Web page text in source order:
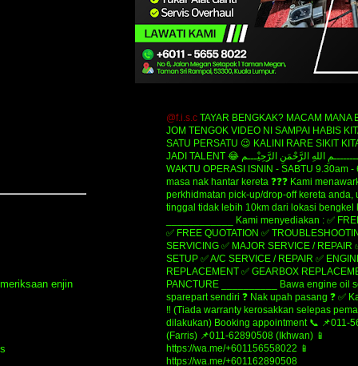
enjin
@f.i.s.c TAYAR BENGKAK? MACAM MANA
JOM TENGOK VIDEO NI SAMPAI HABIS
SATU PERSATU 😉 KALINI RARE SIKIT
JADI TALENT 😂 ‎‎‎ﺑِﺴْــــــــــــــــﻢِ ﺍﻟﻠﻪِ ﺍﻟﺮَّﺣْﻤَﻦِ ﺍﻟﺮَّﺣِﻴْـــﻢ
WAKTU OPERASI ISNIN - SABTU 9.30am
masa nak hantar kereta ❓❓❓ Kami
perkhidmatan pick-up/drop-off kereta anda,
tinggal tidak lebih 10km dari lokasi bengkel
____________ Kami menyediakan : ✅
✅ FREE QUOTATION ✅
SERVICING ✅ MAJOR SERVICE / REPAIR
SETUP ✅ A/C SERVICE / REPAIR ✅
REPLACEMENT ✅ GEARBOX
PANCTURE __________ Bawa engine oil
sparepart sendiri ❓ Nak upah pasang ❓ ✅
‼️ (Tiada warranty kerosakkan selepas
dilakukan) Booking appointment 📞 📌011-
(Farris) 📌011-62890508 (Ikhwan) 📱
https://wa.me/+601156558022 📱
https://wa.me/+601162890508